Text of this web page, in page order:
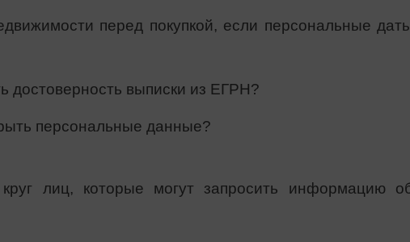
перед покупкой, если персональные
достоверность выписки из ЕГРН?
персональные данные?
лиц, которые могут запросить информацию